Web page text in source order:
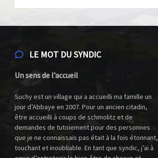
LE MOT DU SYNDIC
Un sens de l’accueil
Suchy est un village qui a accueilli ma famille un
jour d’Abbaye en 2007. Pour un ancien citadin,
être accueilli à coups de schmolitz et de
demandes de tutoiement pour des personnes
que je ne connaissais pas était à la fois étonnant,
touchant et inoubliable. En tant que syndic, j’ai à